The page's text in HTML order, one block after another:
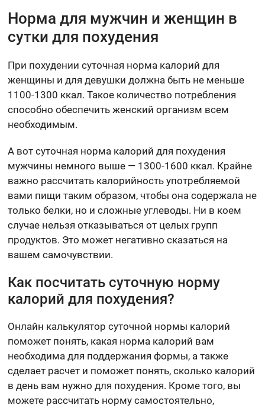
Норма для мужчин и женщин в
сутки для похудения
При похудении суточная норма калорий для
женщины и для девушки должна быть не меньше
1100-1300 ккал. Такое количество потребления
способно обеспечить женский организм всем
необходимым.
А вот суточная норма калорий для похудения
мужчины немного выше — 1300-1600 ккал. Крайне
важно рассчитать калорийность употребляемой
вами пищи таким образом, чтобы она содержала не
только белки, но и сложные углеводы. Ни в коем
случае нельзя отказываться от целых групп
продуктов. Это может негативно сказаться на
вашем самочувствии.
Как посчитать суточную норму
калорий для похудения?
Онлайн калькулятор суточной нормы калорий
поможет понять, какая норма калорий вам
необходима для поддержания формы, а также
сделает расчет и поможет понять, сколько калорий
в день вам нужно для похудения. Кроме того, вы
можете рассчитать норму самостоятельно,